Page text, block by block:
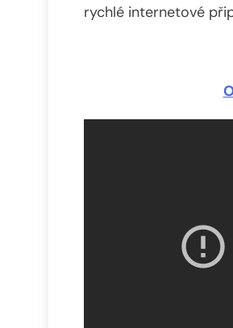
rychlé internetové